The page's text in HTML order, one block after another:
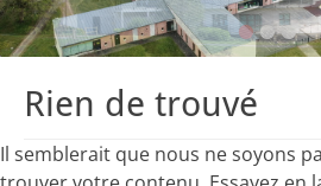
•••
Rien de trouvé
Il semblerait que nous ne soyons